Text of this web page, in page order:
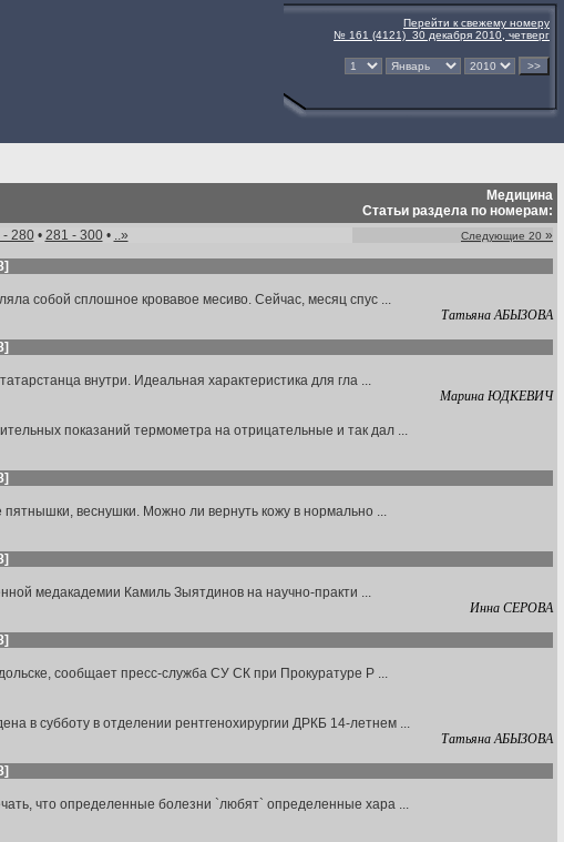
Перейти к свежему номеру
№ 161 (4121) 30 декабря 2010, четверг
Медицина
Статьи раздела по номерам:
- 280• 281 - 300• ..» Следующие 20 »
собой сплошное кровавое месиво. Сейчас, месяц спус ...
Татьяна АБЫЗОВА
внутри. Идеальная характеристика для гла ...
Марина ЮДКЕВИЧ
показаний термометра на отрицательные и так дал ...
пятнышки, веснушки. Можно ли вернуть кожу в нормально ...
медакадемии Камиль Зыятдинов на научно-практи ...
Инна СЕРОВА
сообщает пресс-служба СУ СК при Прокуратуре Р ...
в субботу в отделении рентгенохирургии ДРКБ 14-летнем ...
Татьяна АБЫЗОВА
что определенные болезни `любят` определенные хара ...